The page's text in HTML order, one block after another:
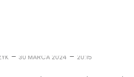
– 30 MARCA 2024 – 20:15